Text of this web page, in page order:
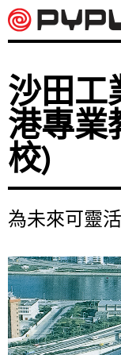
沙田工
港專業
校)
為未來可靈